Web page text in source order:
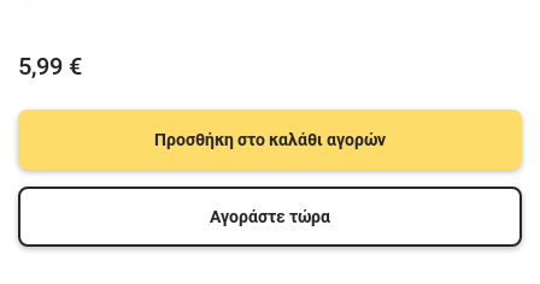
5,99 €
Προσθήκη στο καλάθι αγορών
Αγοράστε τώρα